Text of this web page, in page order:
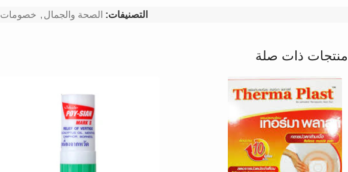
التصنيفات: الصحة والجمال , خصومات
منتجات ذات صلة